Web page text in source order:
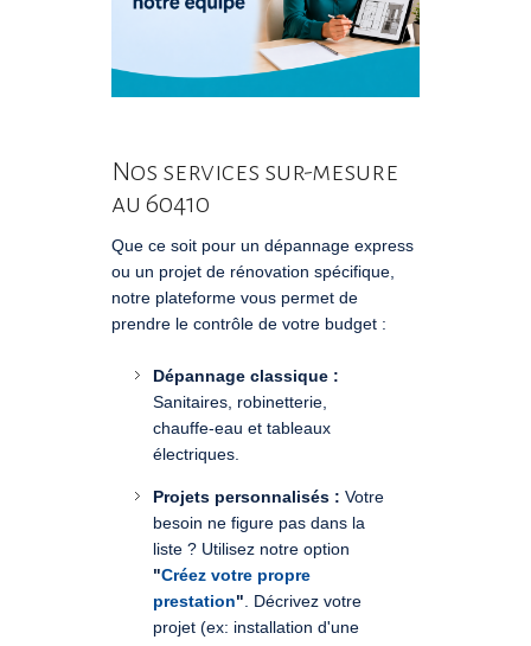
Nos services sur-mesure
au 60410
Que ce soit pour un dépannage express
ou un projet de rénovation spécifique,
notre plateforme vous permet de
prendre le contrôle de votre budget :
Dépannage classique :
Sanitaires, robinetterie,
chauffe-eau et tableaux
électriques.
Projets personnalisés : Votre
besoin ne figure pas dans la
liste ? Utilisez notre option
"Créez votre propre
prestation". Décrivez votre
projet (ex: installation d'une